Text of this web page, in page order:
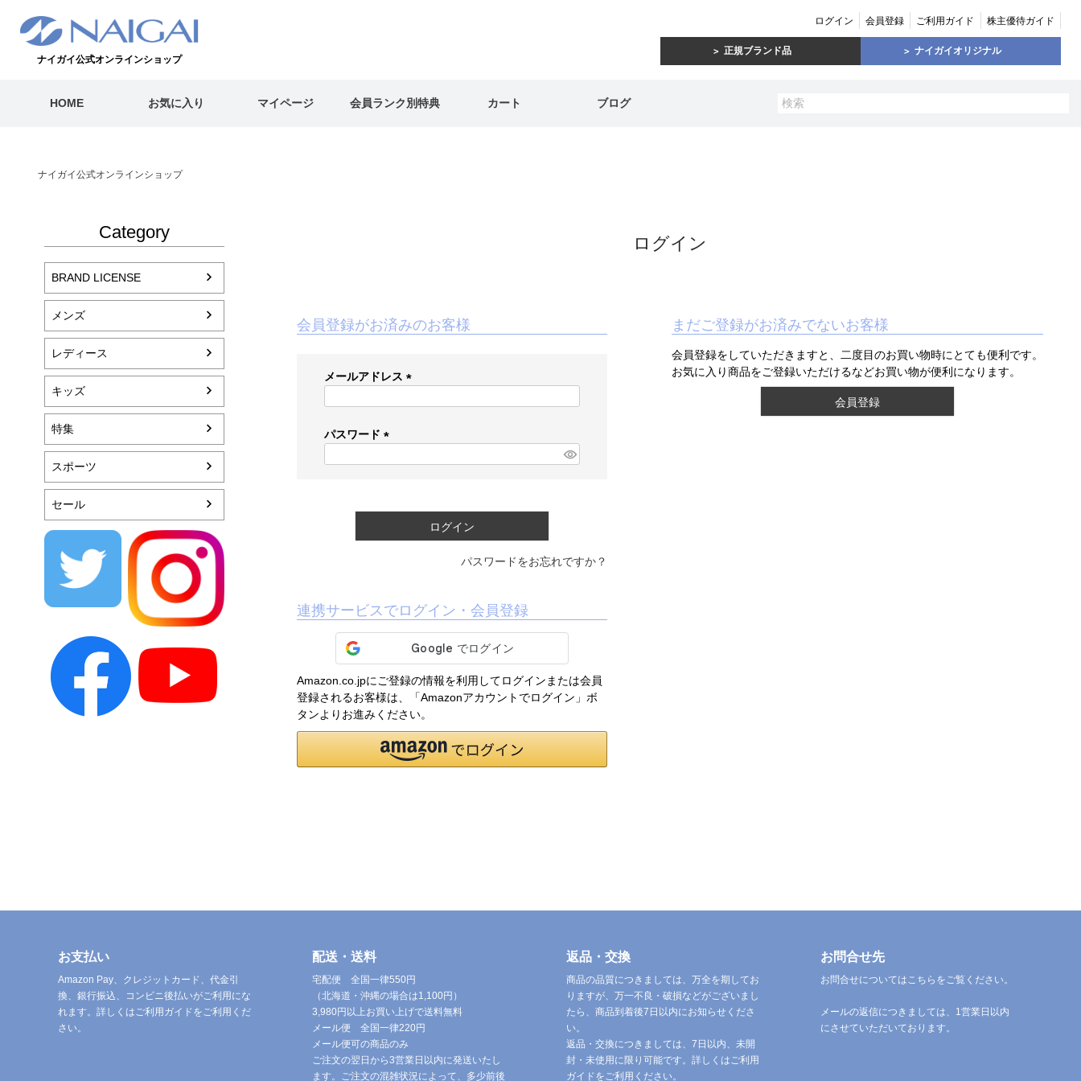
ナイガイ公式オンラインショップ
ログイン 会員登録 ご利用ガイド 株主優待ガイド
正規ブランド品 ナイガイオリジナル
HOME お気に入り マイページ 会員ランク別特典 カート ブログ
ナイガイ公式オンラインショップ
Category
BRAND LICENSE
メンズ
レディース
キッズ
特集
スポーツ
セール
ログイン
会員登録がお済みのお客様
メールアドレス
)
パスワード
ログイン
パスワードをお忘れですか？
連携サービスでログイン・会員登録
Amazon.co.jpにご登録の情報を利用してログインまたは会員
登録されるお客様は、「Amazonアカウントでログイン」ボ
タンよりお進みください。
まだご登録がお済みでないお客様
会員登録をしていただきますと、二度目のお買い物時にとても便利です。
お気に入り商品をご登録いただけるなどお買い物が便利になります。
会員登録
お支払い
Amazon Pay、クレジットカード、代金引
換、銀行振込、コンビニ後払いがご利用にな
れます。詳しくはご利用ガイドをご利用くだ
さい。
配送・送料
宅配便 全国一律550円
（北海道・沖縄の場合は1,100円）
3,980円以上お買い上げで送料無料
メール便 全国一律220円
メール便可の商品のみ
ご注文の翌日から3営業日以内に発送いたし
ます。ご注文の混雑状況によって、多少前後
返品・交換
商品の品質につきましては、万全を期してお
りますが、万一不良・破損などがございまし
たら、商品到着後7日以内にお知らせくださ
い。
返品・交換につきましては、7日以内、未開
封・未使用に限り可能です。詳しくはご利用
ガイドをご利用ください。
お問合せ先
お問合せについてはこちらをご覧ください。
メールの返信につきましては、1営業日以内
にさせていただいております。